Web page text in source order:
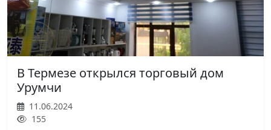
В Термезе открылся торговый дом
Урумчи
11.06.2024
155